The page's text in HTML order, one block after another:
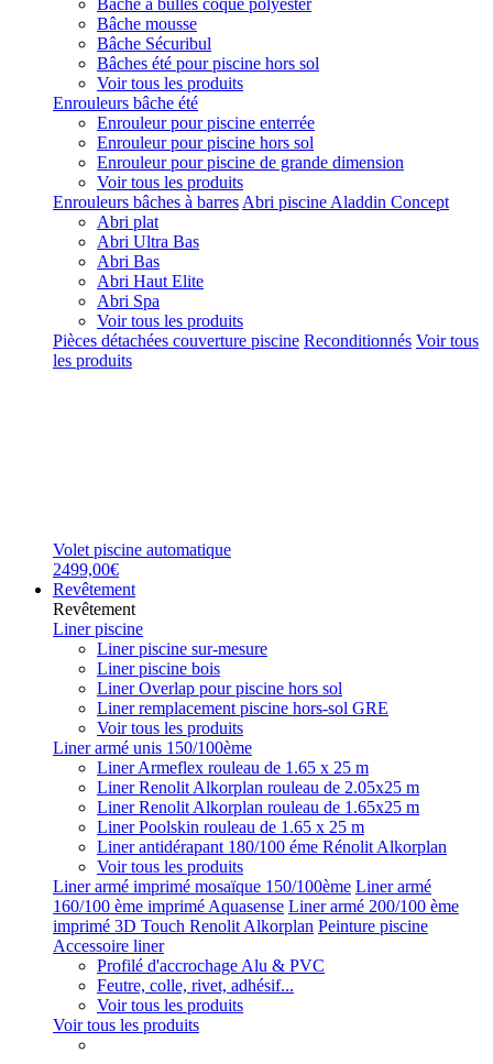
Bâche à bulles coque polyester
Bâche mousse
Bâche Sécuribul
Bâches été pour piscine hors sol
Voir tous les produits
Enrouleurs bâche été
Enrouleur pour piscine enterrée
Enrouleur pour piscine hors sol
Enrouleur pour piscine de grande dimension
Voir tous les produits
Enrouleurs bâches à barres Abri piscine Aladdin Concept
Abri plat
Abri Ultra Bas
Abri Bas
Abri Haut Elite
Abri Spa
Voir tous les produits
Pièces détachées couverture piscine Reconditionnés Voir tous
les produits
Volet piscine automatique
2499,00€
Revêtement
Revêtement
Liner piscine
Liner piscine sur-mesure
Liner piscine bois
Liner Overlap pour piscine hors sol
Liner remplacement piscine hors-sol GRE
Voir tous les produits
Liner armé unis 150/100ème
Liner Armeflex rouleau de 1.65 x 25 m
Liner Renolit Alkorplan rouleau de 2.05x25 m
Liner Renolit Alkorplan rouleau de 1.65x25 m
Liner Poolskin rouleau de 1.65 x 25 m
Liner antidérapant 180/100 éme Rénolit Alkorplan
Voir tous les produits
Liner armé imprimé mosaïque 150/100ème Liner armé
160/100 ème imprimé Aquasense Liner armé 200/100 ème
imprimé 3D Touch Renolit Alkorplan Peinture piscine
Accessoire liner
Profilé d'accrochage Alu & PVC
Feutre, colle, rivet, adhésif...
Voir tous les produits
Voir tous les produits